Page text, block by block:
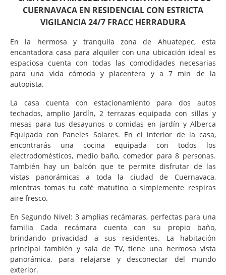
CUERNAVACA EN RESIDENCIAL CON ESTRICTA
VIGILANCIA 24/7 FRACC HERRADURA
En la hermosa y tranquila zona de Ahuatepec, esta
encantadora casa para alquiler con una ubicación ideal es
espaciosa cuenta con todas las comodidades necesarias
para una vida cómoda y placentera y a 7 min de la
autopista.
La casa cuenta con estacionamiento para dos autos
techados, amplio Jardín, 2 terrazas equipada con sillas y
mesas para tus desayunos o comidas en jardín y Alberca
Equipada con Paneles Solares. En el interior de la casa,
encontrarás una cocina equipada con todos los
electrodomésticos, medio baño, comedor para 8 personas.
También hay un balcón que te permite disfrutar de las
vistas panorámicas a toda la ciudad de Cuernavaca,
mientras tomas tu café matutino o simplemente respiras
aire fresco.
En Segundo Nivel: 3 amplias recámaras, perfectas para una
familia Cada recámara cuenta con su propio baño,
brindando privacidad a sus residentes. La habitación
principal también y sala de TV, tiene una hermosa vista
panorámica, para relajarse y desconectar del mundo
exterior.